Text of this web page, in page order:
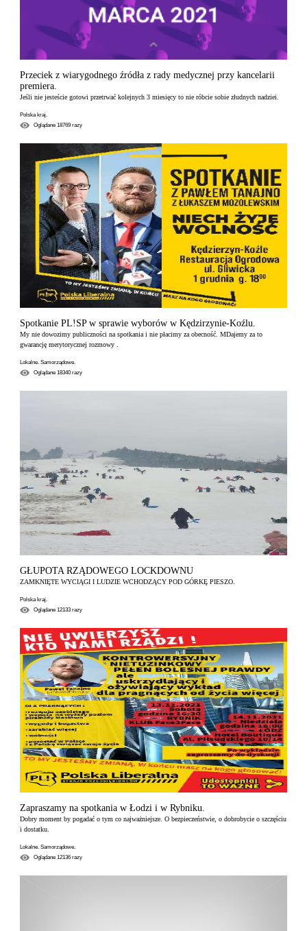
Przeciek z wiarygodnego źródła z rady medycznej przy kancelarii
premiera.
Jeśli nie jesteście gotowi przetrwać kolejnych 3 miesięcy to nie róbcie sobie złudnych nadziei.
Polska kraj.
Oglądane18769 razy
Spotkanie PL!SP w sprawie wyborów w Kędzirzynie-Koźlu.
My nie dowozimy publiczności na spotkania i nie płacimy za obecność. MDajemy za to
gwarancję merytorycznej rozmowy .
Lokalne. Samorządowe.
Oglądane18340razy
GŁUPOTA RZĄDOWEGO LOCKDOWNU
ZAMKNIĘTE WYCIĄGI I LUDZIE WCHODZĄCY POD GÓRKĘ PIESZO.
Polska kraj.
Oglądane12133 razy
Zapraszamy na spotkania w Łodzi i w Rybniku.
Dobry moment by pogadać o tym co najważniejsze. O bezpieczeństwie, o dobrobycie o szczęściu
i dostatku.
Lokalne. Samorządowe.
Oglądane12136 razy